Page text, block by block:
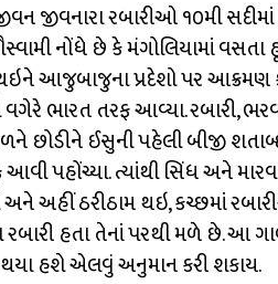
જીવનારા રબારીઓ ૧૦મી
નોંધે છે કે મંગોલિયામાં
આજુબાજુના પ્રદેશો પર આક્રમણ
વગેરે ભારત તરફ આવ્યા. રબારી,
છોડીને ઈસુની પહેલી બીજી
પહોંચ્યા. ત્યાંથી સિંધ અને
અહીં ઠરીઠામ થઇ, કચ્છમાં
રબારી હતા તેનાં પરથી મળે છે. આ
હશે એલવું અનુમાન કરી શકાય.